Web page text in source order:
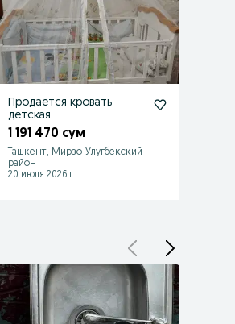
Продаётся кровать
детская
1 191 470 сум
Ташкент, Мирзо-Улугбекский
район
20 июля 2026 г.